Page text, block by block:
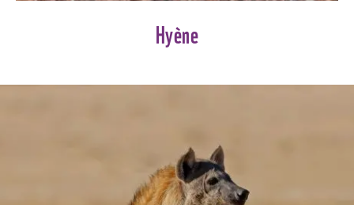
Hyène